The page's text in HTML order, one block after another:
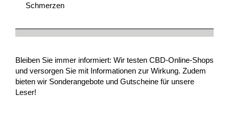
Schmerzen
Bleiben Sie immer informiert: Wir testen CBD-Online-Shops
und versorgen Sie mit Informationen zur Wirkung. Zudem
bieten wir Sonderangebote und Gutscheine für unsere
Leser!